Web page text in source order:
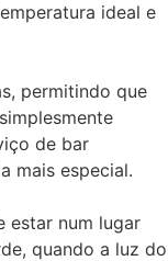
ideal e
permitindo que
de bar
mais especial.
estar num lugar
quando a luz do